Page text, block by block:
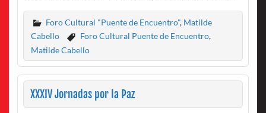
Foro Cultural "Puente de Encuentro", Matilde
Cabello
Foro Cultural Puente de Encuentro,
Matilde Cabello
XXXIV Jornadas por la Paz